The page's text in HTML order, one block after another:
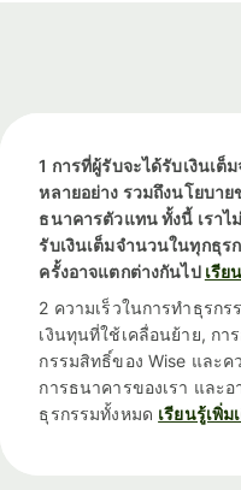
1 การที่ผู้รับจะได้รับเงินเ
หลายอย่าง รวมถึงนโยบา
ธนาคารตัวแทน ทั้งนี้ เราไ
รับเงินเต็มจำนวนในทุกธุ
ครั้งอาจแตกต่างกันไป เรีย
2 ความเร็วในการทำธุรก
เงินทุนที่ใช้เคลื่อนย้าย, ก
กรรมสิทธิ์ของ Wise และ
การธนาคารของเรา และ
ธุรกรรมทั้งหมด เรียนรู้เพิ่ม